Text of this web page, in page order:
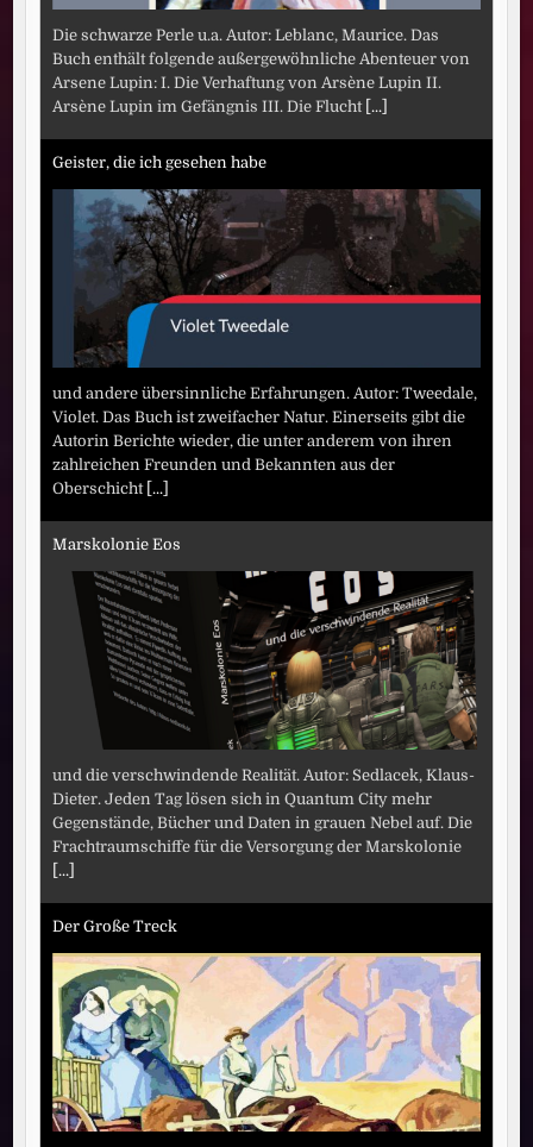
Die schwarze Perle u.a. Autor: Leblanc, Maurice. Das
Buch enthält folgende außergewöhnliche Abenteuer von
Arsene Lupin: I. Die Verhaftung von Arsène Lupin II.
Arsène Lupin im Gefängnis III. Die Flucht [...]
Geister, die ich gesehen habe
und andere übersinnliche Erfahrungen. Autor: Tweedale,
Violet. Das Buch ist zweifacher Natur. Einerseits gibt die
Autorin Berichte wieder, die unter anderem von ihren
zahlreichen Freunden und Bekannten aus der
Oberschicht [...]
Marskolonie Eos
und die verschwindende Realität. Autor: Sedlacek, Klaus-
Dieter. Jeden Tag lösen sich in Quantum City mehr
Gegenstände, Bücher und Daten in grauen Nebel auf. Die
Frachtraumschiffe für die Versorgung der Marskolonie
[...]
Der Große Treck